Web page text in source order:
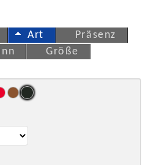
Art
Präsenz
Größe